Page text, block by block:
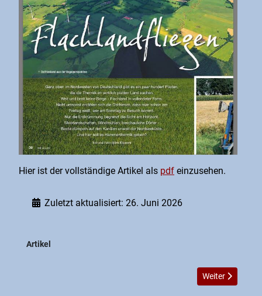
Hier ist der vollständige Artikel als pdf einzusehen.
Zuletzt aktualisiert: 26. Juni 2026
Artikel
Nächster
Weiter